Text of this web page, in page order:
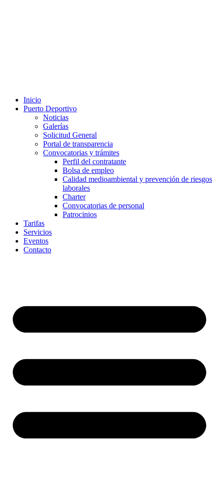
Inicio
Puerto Deportivo
Noticias
Galerías
Solicitud General
Portal de transparencia
Convocatorias y trámites
Perfil del contratante
Bolsa de empleo
Calidad medioambiental y prevención de riesgos
laborales
Charter
Convocatorias de personal
Patrocinios
Tarifas
Servicios
Eventos
Contacto